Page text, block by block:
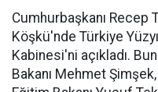
Cumhurbaşkanı Recep
Köşkü'nde Türkiye
Kabinesi'ni açıkladı.
Bakanı Mehmet